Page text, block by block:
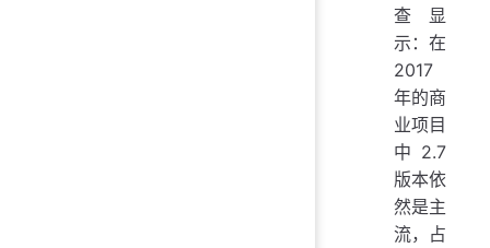
查显
示：在
2017
年的商
业项目
中 2.7
版本依
然是主
流，占